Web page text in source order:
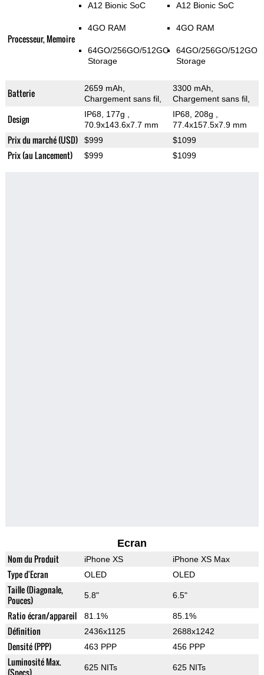
Processeur, Memoire
A12 Bionic SoC
4GO RAM
64GO/256GO/512GO
Storage
A12 Bionic SoC
4GO RAM
64GO/256GO/512GO
Storage
Batterie
2659 mAh,
Chargement sans fil,
3300 mAh,
Chargement sans fil,
Design IP68, 177g
70.9x143.6x7.7 mm
IP68, 208g
77.4x157.5x7.9 mm
Prix du marché (USD) $999 $1099
Prix (au Lancement) $999 $1099
Ecran
Nom du Produit iPhone XS iPhone XS Max
Type d'Ecran OLED OLED
Taille (Diagonale,
Pouces)
5.8" 6.5"
Ratio écran/appareil 81.1% 85.1%
Définition 2436x1125 2688x1242
Densité (PPP) 463 PPP 456 PPP
Luminosité Max.
(Specs)
625 NITs 625 NITs